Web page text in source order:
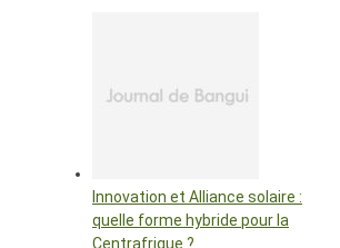
Innovation et Alliance solaire :
quelle forme hybride pour la
Centrafrique ?